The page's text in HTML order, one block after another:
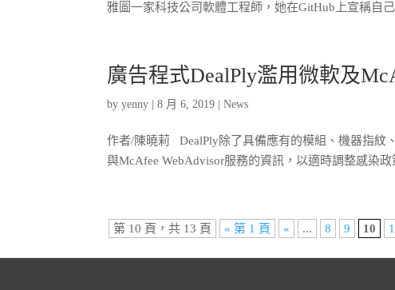
雅圖一家科技公司軟體工程師，她在GitHub上宣稱自
廣告程式DealPly濫用微軟及
byyenny |8 月 6, 2019 |News
作者/陳曉莉 DealPly除了具備應有的模組、機器指紋
與McAfee WebAdvisor服務的資訊，以適時調整感染
第 10 頁，共 13 頁 « 第 1 頁 « ... 8 9 10